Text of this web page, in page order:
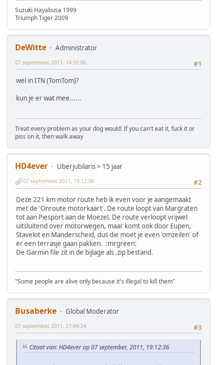
Suzuki Hayabusa 1999
Triumph Tiger 2009
DeWitte
Administrator
#1
07 september, 2011, 14:31:06
wel in ITN (TomTom)?
kun je er wat mee......
Treat every problem as your dog would: If you can't eat it, fuck it or
piss on it, then walk away
HD4ever
Uberjubilaris > 15 jaar
#2
07 september, 2011, 19:12:36
Deze 221 km motor route heb ik even voor je aangemaakt
met de 'Onroute motorkaart'. De route loopt van Margraten
tot aan Piesport aan de Moezel. De route verloopt vrijwel
uitsluitend over motorwegen, maar komt ook door Eupen,
Stavelot en Manderscheid, dus die moet je even 'omzeilen' of
er een terrasje gaan pakken. :mrgreen:
De Garmin file zit in de bijlage als .zip bestand.
"Some people are alive only because it's illegal to kill them"
Busaberke
Global Moderator
#3
07 september, 2011, 21:44:24
Citaat van: HD4ever op 07 september, 2011, 19:12:36